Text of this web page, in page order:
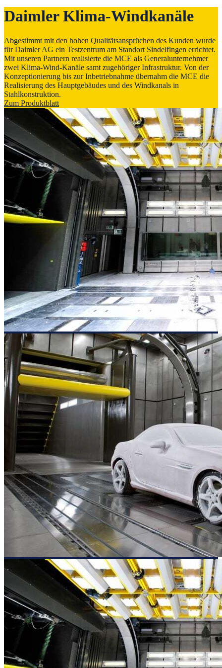
Daimler Klima-Windkanäle
Abgestimmt mit den hohen Qualitätsansprüchen des Kunden wurde
für Daimler AG ein Testzentrum am Standort Sindelfingen errichtet.
Mit unseren Partnern realisierte die MCE als Generalunternehmer
zwei Klima-Wind-Kanäle samt zugehöriger Infrastruktur. Von der
Konzeptionierung bis zur Inbetriebnahme übernahm die MCE die
Realisierung des Hauptgebäudes und des Windkanals in
Stahlkonstruktion.
Zum Produktblatt